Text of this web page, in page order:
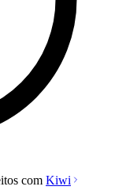
com Kiwi